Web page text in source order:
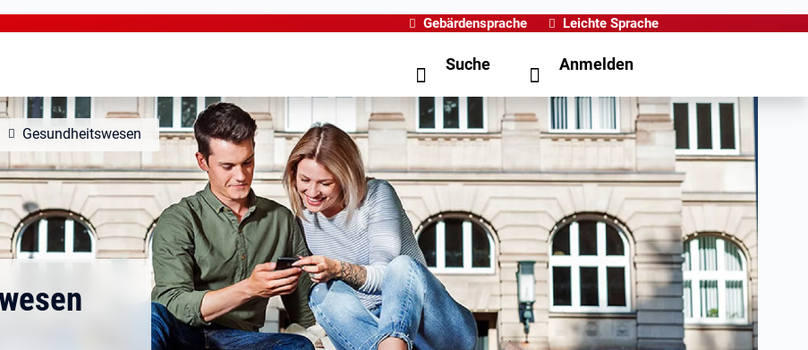
Gebärdensprache Leichte Sprache
Suche Anmelden
Gesundheitswesen